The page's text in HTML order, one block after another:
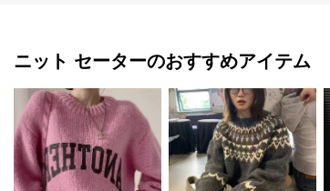
ニット セーターのおすすめアイテム